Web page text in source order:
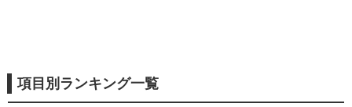
項目別ランキング一覧